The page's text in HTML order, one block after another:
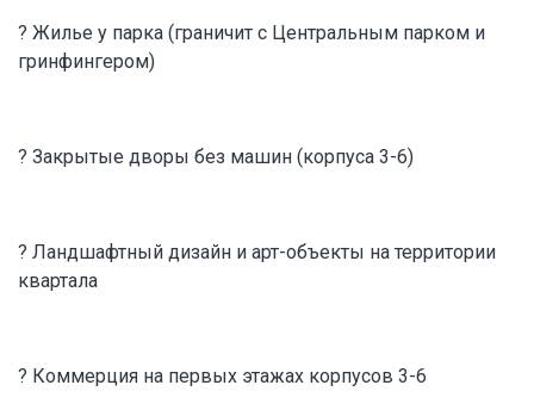
? Жилье у парка (граничит с Центральным парком и
гринфингером)
? Закрытые дворы без машин (корпуса 3-6)
? Ландшафтный дизайн и арт-объекты на территории
квартала
? Коммерция на первых этажах корпусов 3-6